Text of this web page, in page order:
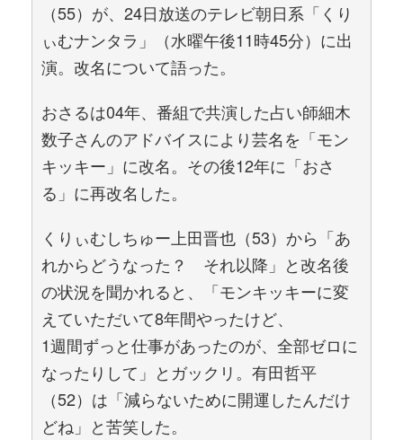
（55）が、24日放送のテレビ朝日系「くり
ぃむナンタラ」（水曜午後11時45分）に出
演。改名について語った。
おさるは04年、番組で共演した占い師細木
数子さんのアドバイスにより芸名を「モン
キッキー」に改名。その後12年に「おさ
る」に再改名した。
くりぃむしちゅー上田晋也（53）から「あ
れからどうなった？ それ以降」と改名後
の状況を聞かれると、「モンキッキーに変
えていただいて8年間やったけど、
1週間ずっと仕事があったのが、全部ゼロに
なったりして」とガックリ。有田哲平
（52）は「減らないために開運したんだけ
どね」と苦笑した。